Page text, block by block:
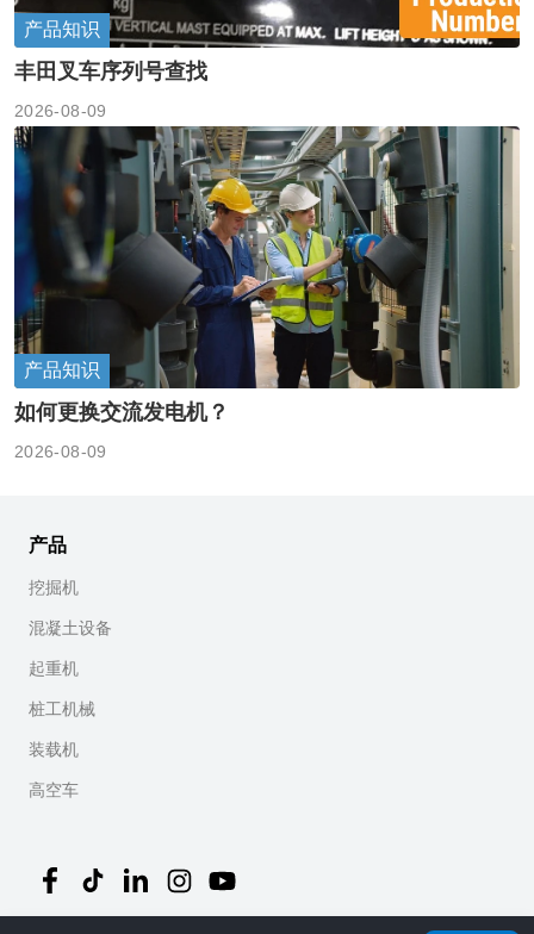
产品知识
丰田叉车序列号查找
2026-08-09
产品知识
如何更换交流发电机？
2026-08-09
产品
挖掘机
混凝土设备
起重机
桩工机械
装载机
高空车